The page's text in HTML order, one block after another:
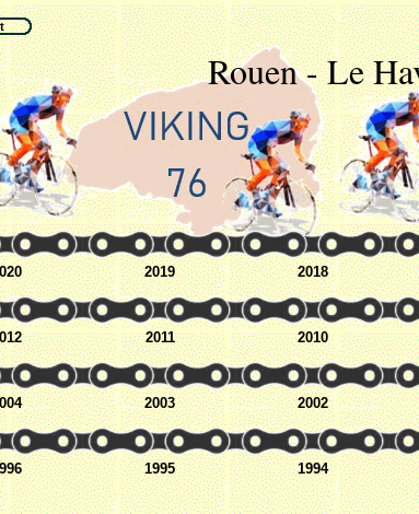
Rouen - Le
2019 2018
2011 2010
2003 2002
1995 1994